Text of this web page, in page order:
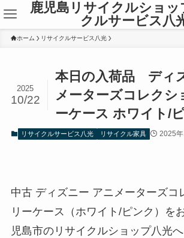
鹿児島リサイクルショッ
クルサービス八
ホーム リサイクルサービス八光
本日の入荷品 ディ
メーターズコレクシ
ーケース ホワイト/
2025
10/22
リサイクルサービス八光 リサイクル家具 2025
中古 ディズニー アニメーターズコ
リーケース（ホワイト/ピンク）を
児島市のリサイクルショップ八光へ